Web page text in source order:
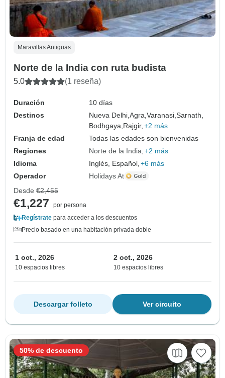
Maravillas Antiguas
Norte de la India con ruta budista
5.0 (1 reseña)
Duración
10 días
Destinos
Nueva Delhi,Agra,Varanasi,Sarnath,
Bodhgaya, Rajgir, +2 más
Franja de edad
Todas las edades son bienvenidas
Regiones
Norte de la India +2 más
Idioma
Inglés, Español, +6 más
Operador
Holidays At
Desde €2,455
€1,227
por persona
Regístrate para acceder a los descuentos
Precio basado en una habitación privada doble
1 oct., 2026
10 espacios libres
2 oct., 2026
10 espacios libres
Ver circuito
Descargar folleto
50% de descuento